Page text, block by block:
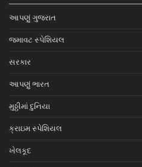
આપણું ગુજરાત
જમાવટ સ્પેશિયલ
સરકાર
આપણું ભારત
મુઠ્ઠીમાં દુનિયા
ક્રાઇમ સ્પેશિયલ
ખેલકૂદ